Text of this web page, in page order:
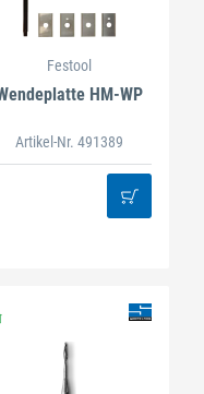
Festool
HM-WP
Artikel-Nr. 491389